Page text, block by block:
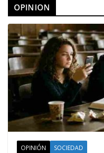
OPINION
OPINIÓN SOCIEDAD